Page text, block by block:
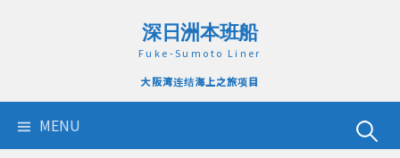
深日洲本班船
Fuke-Sumoto Liner
大阪湾连结海上之旅项目
MENU
搜
索：